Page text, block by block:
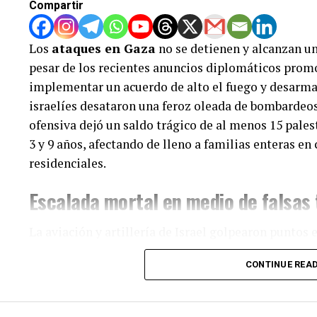
Compartir
Los ataques en Gaza no se detienen y alcanzan
pesar de los recientes anuncios diplomáticos
implementar un acuerdo de alto el fuego y
israelíes desataron una feroz oleada de
ofensiva dejó un saldo trágico de al menos 15
3 y 9 años, afectando de lleno a familias enteras
residenciales.
Escalada mortal en medio de
áreas vulnerables en la ciudad de Gaza, Deir el-
fatales se reportan historias desgarradoras,
CONTINUE